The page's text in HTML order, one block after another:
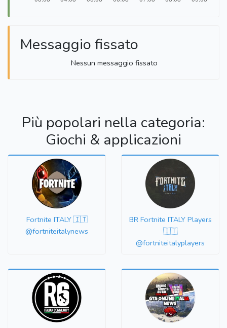
Messaggio fissato
Nessun messaggio fissato
Più popolari nella categoria:
Giochi & applicazioni
Fortnite ITALY 🇮🇹
@fortniteitalynews
BR Fortnite ITALY Players
🇮🇹
@fortniteitalyplayers